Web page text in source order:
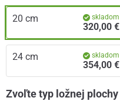
20 cm skladom
320,00 €
24 cm skladom
354,00 €
Zvoľte typ ložnej plochy